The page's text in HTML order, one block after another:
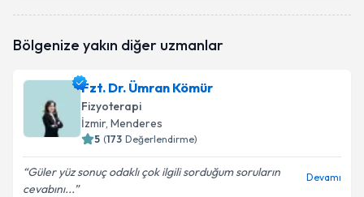
Bölgenize yakın diğer uzmanlar
Fzt. Dr. Ümran Kömür
Fizyoterapi
İzmir, Menderes
5 (173 Değerlendirme)
Güler yüz sonuç odaklı çok ilgili sorduğum soruların
cevabını...
Devamı